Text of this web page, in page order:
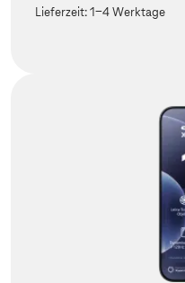
Lieferzeit:1-4 Werktage